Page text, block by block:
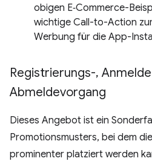
obigen E‑Commerce-
wichtige Call-to-Action
Werbung für die App-
Registrierungs-,
Abmeldevorgang
Dieses Angebot ist ein
Promotionsmusters, bei dem
prominenter platziert werden